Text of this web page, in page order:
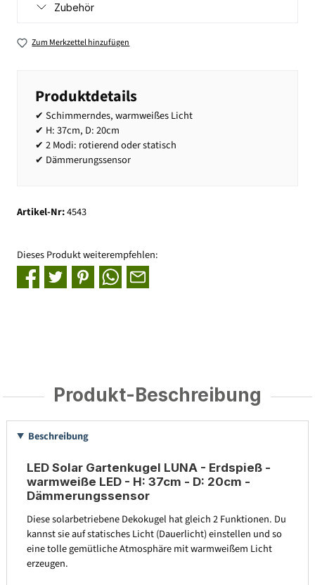
Zubehör
Zum Merkzettel hinzufügen
Produktdetails
✔ Schimmerndes, warmweißes Licht
✔ H: 37cm, D: 20cm
✔ 2 Modi: rotierend oder statisch
✔ Dämmerungssensor
Artikel-Nr:4543
Dieses Produkt weiterempfehlen:
Produkt-Beschreibung
Beschreibung
LED Solar Gartenkugel LUNA - Erdspieß -
warmweiße LED - H: 37cm - D: 20cm -
Dämmerungssensor
Diese solarbetriebene Dekokugel hat gleich 2 Funktionen. Du
kannst sie auf statisches Licht (Dauerlicht) einstellen und so
eine tolle gemütliche Atmosphäre mit warmweißem Licht
erzeugen.